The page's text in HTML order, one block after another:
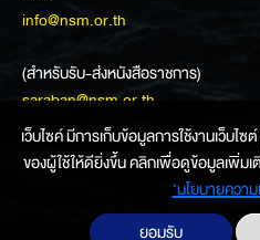
info@nsm.or.th
(สำหรับรับ-ส่งหนังสือราชการ)
saraban@nsm.or.th
เว็บไซค์ มีการเก็บข้อมูลการใช้งานเว็
ของผู้ใช้ให้ดียิ่งขึ้น คลิกเพื่อดูข้อมูลเพิ่มเ
‘นโยบายควา
ยอมรับ